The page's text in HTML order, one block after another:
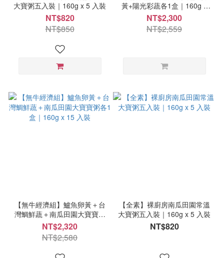
大寶粥五入裝｜160g x 5 入裝
NT$820
NT$850
黃+陽光彩蔬各1盒｜160g x
15 入裝
NT$2,300
NT$2,559
【無牛經濟組】鱸魚卵黃＋台
灣鯛鮮蔬＋南瓜田園大寶寶粥
各1盒｜160g x 15 入裝
NT$2,320
NT$2,580
【全素】裸廚房南瓜田園常溫
大寶粥五入裝｜160g x 5 入裝
NT$820